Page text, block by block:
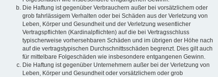
Die Haftung ist gegenüber Verbrauchern außer bei vorsätzlichem oder
grob fahrlässigem Verhalten oder bei Schäden aus der Verletzung von
Leben, Körper und Gesundheit und der Verletzung wesentlicher
Vertragspflichten (Kardinalpflichten) auf die bei Vertragsschluss
typischerweise vorhersehbaren Schäden und im übrigen der Höhe nach
auf die vertragstypischen Durchschnittsschäden begrenzt. Dies gilt auch
für mittelbare Folgeschäden wie insbesondere entgangenen Gewinn.
Die Haftung ist gegenüber Unternehmern außer bei der Verletzung von
Leben, Körper und Gesundheit oder vorsätzlichem oder grob